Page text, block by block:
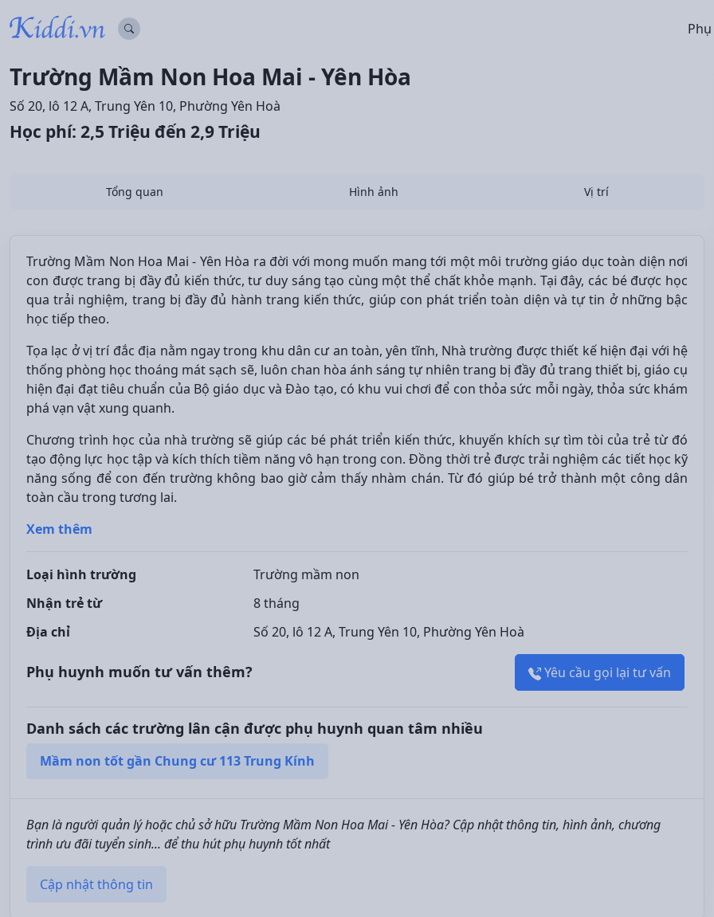
Trường Mầm Non Hoa Mai - Yên Hòa
Số 20, lô 12 A, Trung Yên 10, Phường Yên Hoà
Học phí: 2,5 Triệu đến 2,9 Triệu
Tổng quan Hình ảnh Vị trí
Trường Mầm Non Hoa Mai - Yên Hòa ra đời với mong muốn mang tới một môi trường giáo dục toàn diện nơi
con được trang bị đầy đủ kiến thức, tư duy sáng tạo cùng một thể chất khỏe mạnh. Tại đây, các bé được học
qua trải nghiệm, trang bị đầy đủ hành trang kiến thức, giúp con phát triển toàn diện và tự tin ở những bậc
học tiếp theo.
Tọa lạc ở vị trí đắc địa nằm ngay trong khu dân cư an toàn, yên tĩnh, Nhà trường được thiết kế hiện đại với hệ
thống phòng học thoáng mát sạch sẽ, luôn chan hòa ánh sáng tự nhiên trang bị đầy đủ trang thiết bị, giáo cụ
hiện đại đạt tiêu chuẩn của Bộ giáo dục và Đào tạo, có khu vui chơi để con thỏa sức mỗi ngày, thỏa sức khám
phá vạn vật xung quanh.
Chương trình học của nhà trường sẽ giúp các bé phát triển kiến thức, khuyến khích sự tìm tòi của trẻ từ đó
tạo động lực học tập và kích thích tiềm năng vô hạn trong con. Đồng thời trẻ được trải nghiệm các tiết học kỹ
năng sống để con đến trường không bao giờ cảm thấy nhàm chán. Từ đó giúp bé trở thành một công dân
toàn cầu trong tương lai.
Xem thêm
Loại hình trường
Trường mầm non
Nhận trẻ từ
8 tháng
Địa chỉ
Số 20, lô 12 A, Trung Yên 10, Phường Yên Hoà
Phụ huynh muốn tư vấn thêm? Yêu cầu gọi lại tư vấn
Danh sách các trường lân cận được phụ huynh quan tâm nhiều
Mầm non tốt gần Chung cư 113 Trung Kính
Bạn là người quản lý hoặc chủ sở hữu Trường Mầm Non Hoa Mai - Yên Hòa? Cập nhật thông tin, hình ảnh, chương
trình ưu đãi tuyển sinh... để thu hút phụ huynh tốt nhất
Cập nhật thông tin